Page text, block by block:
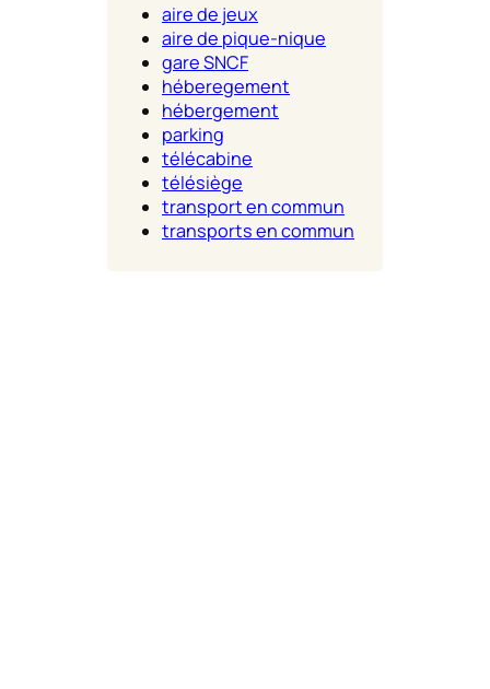
aire de jeux
aire de pique-nique
gare SNCF
héberegement
hébergement
parking
télécabine
télésiège
transport en commun
transports en commun